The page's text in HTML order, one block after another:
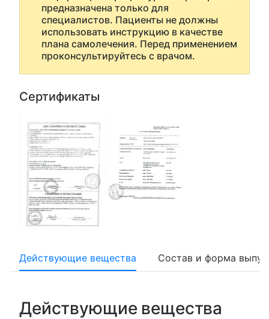
предназначена только для
специалистов. Пациенты не должны
использовать инструкцию в качестве
плана самолечения. Перед применением
проконсультируйтесь с врачом.
Сертификаты
Действующие вещества Состав и форма
Действующие вещества